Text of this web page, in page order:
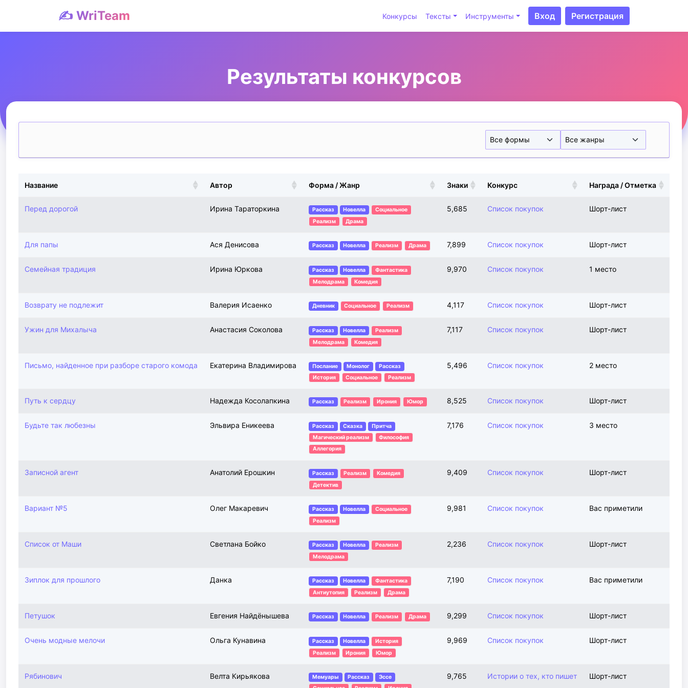
✍️ WriTeam Конкурсы Тексты Инструменты Вход Регистрация
Результаты конкурсов
Название Автор Форма / Жанр Знаки Конкурс Награда / Отметка
Перед дорогой Ирина Тараторкина Рассказ Новелла
Социальное
Реализм
Драма
5,685 Список покупок Шорт-лист
Для папы Ася Денисова Рассказ Новелла Реализм Драма 7,899 Список покупок Шорт-лист
Семейная традиция Ирина Юркова Рассказ Новелла
Фантастика
Мелодрама
Комедия
9,970 Список покупок 1 место
Возврату не подлежит Валерия Исаенко Дневник Социальное Реализм 4,117 Список покупок Шорт-лист
Ужин для Михалыча Анастасия Соколова Рассказ Новелла
Реализм
Мелодрама
Комедия
7,117 Список покупок Шорт-лист
Письмо, найденное при разборе старого комода Екатерина Владимирова Послание Монолог
Рассказ
История
Социальное Реализм
5,496 Список покупок 2 место
Путь к сердцу Надежда Косолапкина Рассказ Реализм Ирония Юмор 8,525 Список покупок Шорт-лист
Будьте так любезны Эльвира Еникеева Рассказ Сказка
Притча
Магический реализм
Философия
Аллегория
7,176 Список покупок 3 место
Записной агент Анатолий Ерошкин Рассказ Реализм
Комедия
Детектив
9,409 Список покупок Шорт-лист
Вариант №5 Олег Макаревич Рассказ Новелла
Социальное
Реализм
9,981 Список покупок Вас приметили
Список от Маши Светлана Бойко Рассказ Новелла
Реализм
Мелодрама
2,236 Список покупок Шорт-лист
Зиплок для прошлого Данка Рассказ Новелла
Фантастика
Антиутопия
Реализм Драма
7,190 Список покупок Вас приметили
Петушок Евгения Найдёнышева Рассказ Новелла Реализм Драма 9,299 Список покупок Шорт-лист
Очень модные мелочи Ольга Кунавина Рассказ Новелла
История
Реализм
Ирония Юмор
9,969 Список покупок Шорт-лист
Рябинович Велта Кирьякова Мемуары Рассказ
Эссе
9,765 Истории о тех, кто пишет Шорт-лист